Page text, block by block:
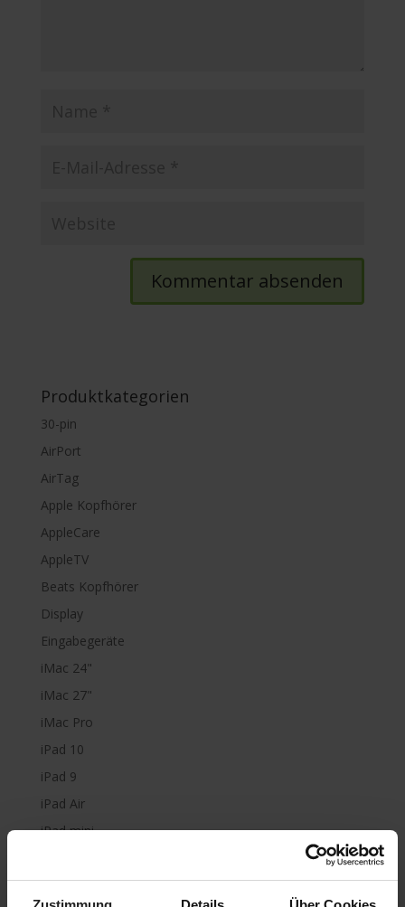
Produktkategorien
30-pin
AirPort
AirTag
Apple Kopfhörer
AppleCare
AppleTV
Beats Kopfhörer
Display
Eingabegeräte
iMac 24"
iMac 27"
iMac Pro
iPad 10
iPad 9
iPad Air
iPad mini
iPhone 6